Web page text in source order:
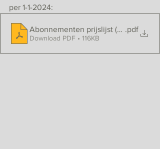
per 1-1-2024:
Abonnementen prijslijst (per 1 januari
.pdf
Download PDF • 116KB